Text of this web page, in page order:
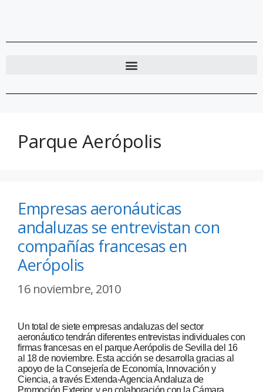
Parque Aerópolis
Empresas aeronáuticas
andaluzas se entrevistan con
compañías francesas en
Aerópolis
16 noviembre, 2010
Un total de siete empresas andaluzas del sector
aeronáutico tendrán diferentes entrevistas individuales con
firmas francesas en el parque Aerópolis de Sevilla del 16
al 18 de noviembre. Esta acción se desarrolla gracias al
apoyo de la Consejería de Economía, Innovación y
Ciencia, a través Extenda-Agencia Andaluza de
Promoción Exterior, y en colaboración con la Cámara